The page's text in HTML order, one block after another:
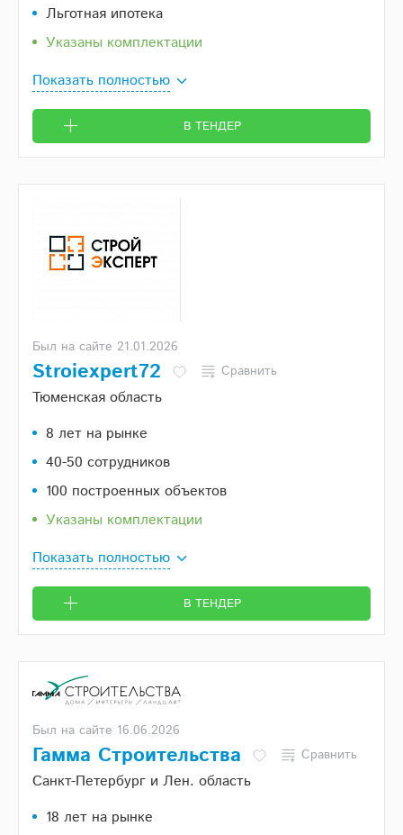
Льготная ипотека
Указаны комплектации
Показать полностью
В ТЕНДЕР
Был на сайте 21.01.2026
Stroiexpert72 Сравнить
Тюменская область
8 лет на рынке
40-50 сотрудников
100 построенных объектов
Указаны комплектации
Показать полностью
В ТЕНДЕР
Был на сайте 16.06.2026
Гамма Строительства Сравнить
Санкт-Петербург и Лен. область
18 лет на рынке